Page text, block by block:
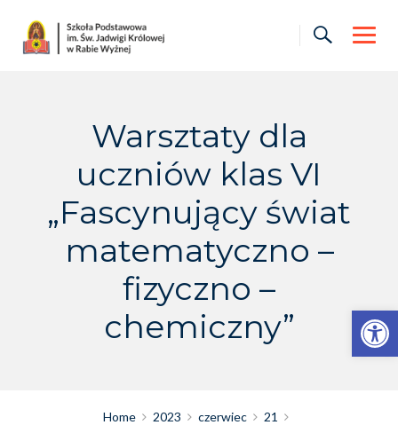
Otwórz pasek narzędzi
content
Warsztaty dla
uczniów klas VI
„Fascynujący świat
matematyczno –
fizyczno –
chemiczny”
Home 2023 czerwiec
21